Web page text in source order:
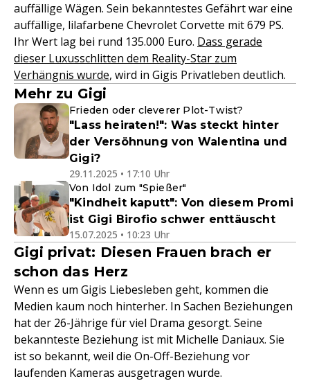
auffällige Wägen. Sein bekanntestes Gefährt war eine
auffällige, lilafarbene Chevrolet Corvette mit 679 PS.
Ihr Wert lag bei rund 135.000 Euro. Dass gerade
dieser Luxusschlitten dem Reality-Star zum
Verhängnis wurde, wird in Gigis Privatleben deutlich.
Mehr zu Gigi
Frieden oder cleverer Plot-Twist?
"Lass heiraten!": Was steckt hinter
der Versöhnung von Walentina und
Gigi?
29.11.2025 • 17:10 Uhr
Von Idol zum "Spießer"
"Kindheit kaputt": Von diesem Promi
ist Gigi Birofio schwer enttäuscht
15.07.2025 • 10:23 Uhr
Gigi privat: Diesen Frauen brach er
schon das Herz
Wenn es um Gigis Liebesleben geht, kommen die
Medien kaum noch hinterher. In Sachen Beziehungen
hat der 26-Jährige für viel Drama gesorgt. Seine
bekannteste Beziehung ist mit Michelle Daniaux. Sie
ist so bekannt, weil die On-Off-Beziehung vor
laufenden Kameras ausgetragen wurde.